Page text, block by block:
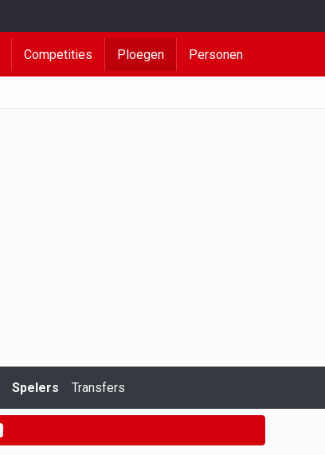
Competities Ploegen Personen
Spelers Transfers